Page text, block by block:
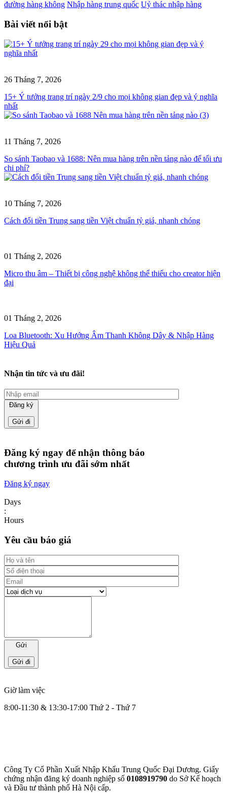
đường hàng không Nhập hàng trung quốc Uỷ thác nhập hàng
Bài viết nổi bật
26 Tháng 7, 2026
15+ Ý tưởng trang trí ngày 2/9 cho mọi không gian đẹp và ý nghĩa
nhất
11 Tháng 7, 2026
So sánh Taobao và 1688: Nên mua hàng trên nền tảng nào để tối ưu
chi phí?
10 Tháng 7, 2026
Cách đổi tiền Trung sang tiền Việt chuẩn tỷ giá, nhanh chóng
01 Tháng 2, 2026
Micro thu âm – Thiết bị công nghệ không thể thiếu cho creator hiện
đại
01 Tháng 2, 2026
Loa Bluetooth: Xu Hướng Âm Thanh Không Dây & Nhập Hàng
Hiệu Quả
Nhận tin tức và ưu đãi!
Đăng ký
Đăng ký ngay để nhận thông báo
chương trình ưu đãi sớm nhất
Đăng ký ngay
Days
:
Hours
Yêu cầu báo giá
Gửi
Giờ làm việc
8:00-11:30 & 13:30-17:00 Thứ 2 - Thứ 7
Công Ty Cổ Phần Xuất Nhập Khẩu Trung Quốc Đại Dương. Giấy
chứng nhận đăng ký doanh nghiệp số 0108919790 do SởKế hoạch
và Đầu tư thành phố Hà Nội cấp.